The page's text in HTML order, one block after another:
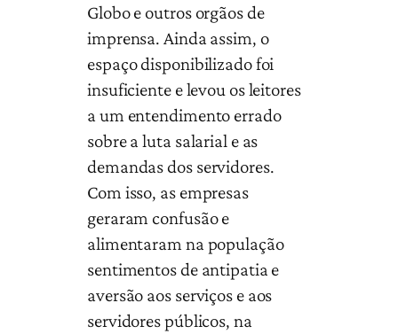
Globo e outros orgãos de
imprensa. Ainda assim, o
espaço disponibilizado foi
insuficiente e levou os leitores
a um entendimento errado
sobre a luta salarial e as
demandas dos servidores.
Com isso, as empresas
geraram confusão e
alimentaram na população
sentimentos de antipatia e
aversão aos serviços e aos
servidores públicos, na